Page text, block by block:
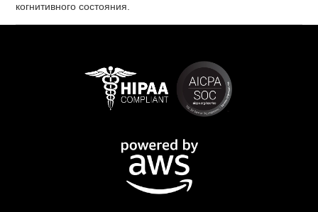
когнитивного состояния.